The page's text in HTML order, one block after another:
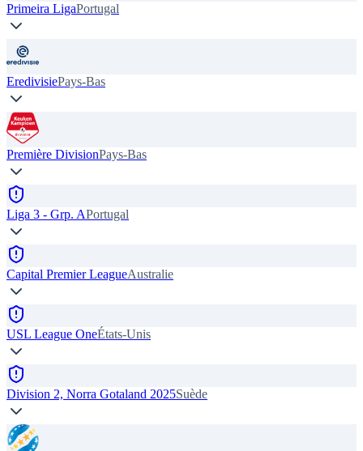
Primeira LigaPortugal
EredivisiePays-Bas
Première DivisionPays-Bas
Liga 3 - Grp. APortugal
Capital Premier LeagueAustralie
USL League OneÉtats-Unis
Division 2, Norra Gotaland 2025Suède